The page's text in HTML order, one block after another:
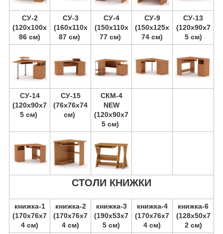
СУ-2
(120х100х
86 см)
СУ-3
(160х110х
87 см)
СУ-4
(150х110х
77 см)
СУ-9
(150х125х
74 см)
СУ-13
(120х90х7
5 см)
СУ-14
(120х90х7
5 см)
СУ-15
(76х76х74
см)
СКМ-4
NEW
(120х90х7
5 см)
СТОЛИ КНИЖКИ
книжка-1
(170х76х7
4 см)
книжка-2
(170х76х7
4 см)
книжка-3
(190х53х7
5 см)
книжка-4
(170х76х7
4 см)
книжка-6
(128х50х7
2 см)